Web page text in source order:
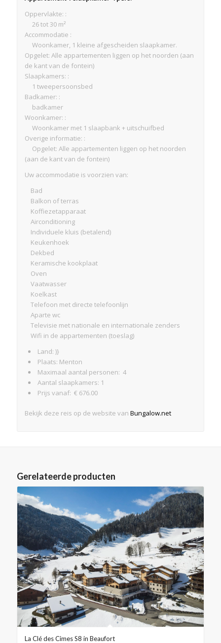
Oppervlakte: :
26 tot 30 m²
Accommodatie :
Woonkamer, 1 kleine afgescheiden slaapkamer.
Opgelet: Alle appartementen liggen op het noorden (aan
de kant van de fontein)
Slaapkamers: :
1 tweepersoonsbed
Badkamer: :
badkamer
Woonkamer: :
Woonkamer met 1 slaapbank + uitschuifbed
Overige informatie: :
Opgelet: Alle appartementen liggen op het noorden
(aan de kant van de fontein)
Uw accommodatie is voorzien van:
Bad
Balkon of terras
Koffiezetapparaat
Airconditioning
Individuele kluis (betalend)
Keukenhoek
Dekbed
Keramische kookplaat
Oven
Vaatwasser
Koelkast
Telefoon met directe telefoonlijn
Aparte wc
Televisie met nationale en internationale zenders
Wifi in de appartementen (toeslag)
Land: )}
Plaats: Menton
Maximaal aantal personen: 4
Aantal slaapkamers: 1
Prijs vanaf: € 676.00
Bekijk deze reis op de website van Bungalow.net
Gerelateerde producten
La Clé des Cimes S8 in Beaufort